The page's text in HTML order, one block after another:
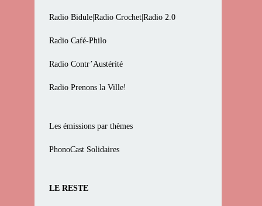
Radio Bidule|Radio Crochet|Radio 2.0
Radio Café-Philo
Radio Contr’Austérité
Radio Prenons la Ville!
Les émissions par thèmes
PhonoCast Solidaires
LE RESTE